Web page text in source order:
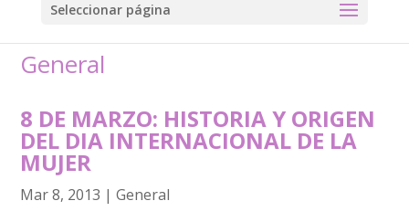
Seleccionar página
General
8 DE MARZO: HISTORIA Y ORIGEN
DEL DIA INTERNACIONAL DE LA
MUJER
Mar 8, 2013 |General